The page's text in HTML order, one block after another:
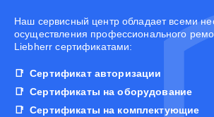
Наш сервисный центр обладает всеми
осуществления профессионального
Liebherr сертификатами:
Сертификат авторизации
Сертификаты на оборудование
Сертификаты на комплектующие